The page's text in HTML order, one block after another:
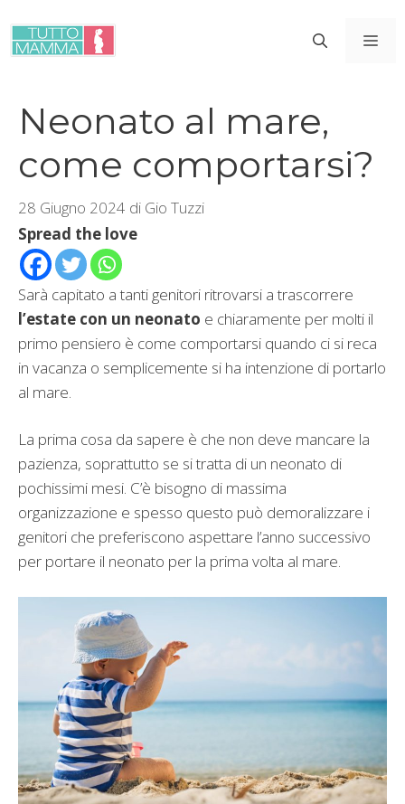
contenuto
Neonato al mare,
come comportarsi?
28 Giugno 2024 di Gio Tuzzi
Spread the love
Sarà capitato a tanti genitori ritrovarsi a trascorrere
l’estate con un neonato e chiaramente per molti il
primo pensiero è come comportarsi quando ci si reca
in vacanza o semplicemente si ha intenzione di portarlo
al mare.
La prima cosa da sapere è che non deve mancare la
pazienza, soprattutto se si tratta di un neonato di
pochissimi mesi. C’è bisogno di massima
organizzazione e spesso questo può demoralizzare i
genitori che preferiscono aspettare l’anno successivo
per portare il neonato per la prima volta al mare.